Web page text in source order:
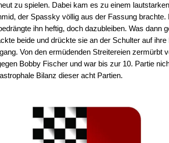
zu spielen. Dabei kam es zu einem
der Spassky völlig aus der Fassung
ihn heftig, doch dazubleiben. Was dann
beide und drückte sie an der Schulter auf
Von den ermüdenden Streitereien zermürbt
Bobby Fischer und war bis zur 10. Partie
Bilanz dieser acht Partien.